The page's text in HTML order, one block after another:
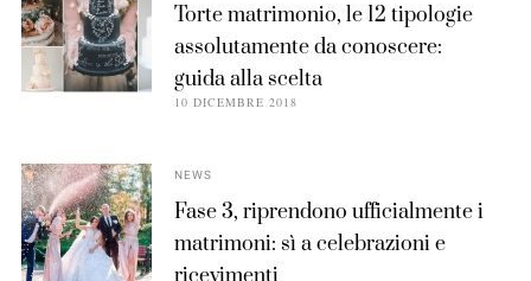
Torte matrimonio, le 12 tipologie
assolutamente da conoscere:
guida alla scelta
10 DICEMBRE 2018
NEWS
Fase 3, riprendono ufficialmente i
matrimoni: sì a celebrazioni e